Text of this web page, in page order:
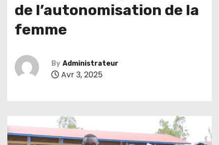
de l’autonomisation de la
femme
By Administrateur
Avr 3, 2025